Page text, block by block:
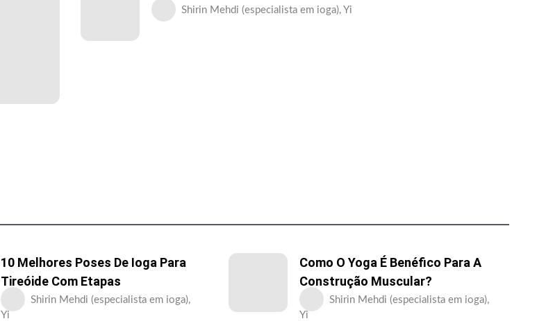
Shirin Mehdi (especialista em ioga), Yi
10 Melhores Poses De Ioga Para
Tireóide Com Etapas
Shirin Mehdi (especialista em ioga),
Yi
Como O Yoga É Benéfico Para A
Construção Muscular?
Shirin Mehdi (especialista em ioga),
Yi